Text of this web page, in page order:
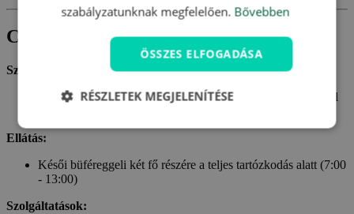
Csomagtartalom
Szállás:
Szállás két fő részére az Ön által választott szobában a Hotel
Ellátás:
Késői büféreggeli két fő részére a teljes tartózkodás alatt (7:00
- 13:00)
Szolgáltatások:
szabályzatunknak megfelelően. Bővebben
ÖSSZES ELFOGADÁSA
RÉSZLETEK MEGJELENÍTÉSE